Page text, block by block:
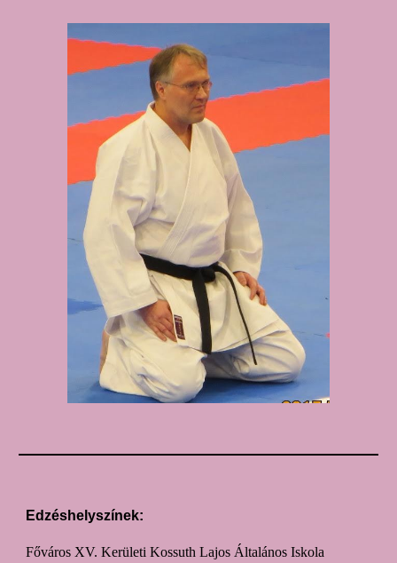
Edzéshelyszínek:
Főváros XV. Kerületi Kossuth Lajos Általános Iskola